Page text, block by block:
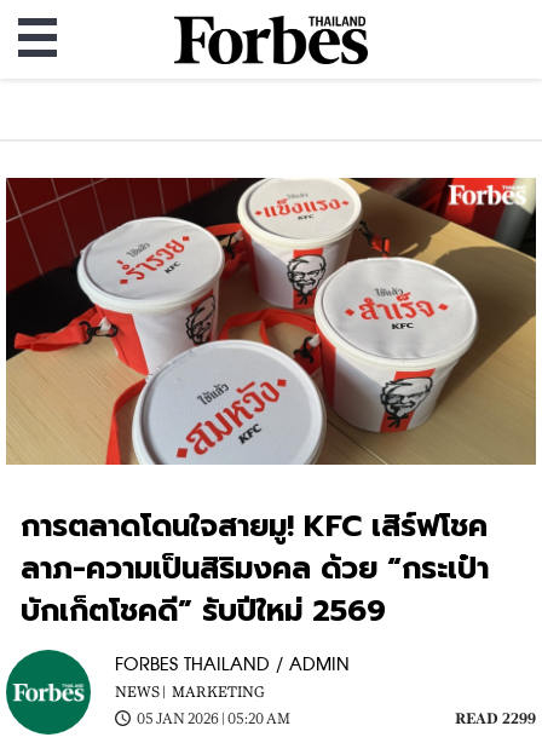
การตลาดโดนใจสายมู! KFC เสิร์ฟโชค
ลาภ-ความเป็นสิริมงคล ด้วย “กระเป๋า
บักเก็ตโชคดี” รับปีใหม่ 2569
FORBES THAILAND / ADMIN
NEWS | MARKETING
05 JAN 2026 | 05:20 AM
READ 2299